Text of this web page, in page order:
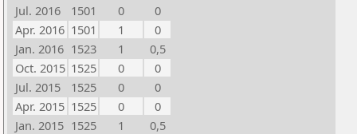
Jul. 2016
1501 0
0
Apr. 2016 1501 1
0
Jan. 2016 1523 1
0,5
Oct. 2015 1525 0
0
Jul. 2015
1525 0
0
Apr. 2015 1525 0
0
Jan. 2015 1525 1
0,5